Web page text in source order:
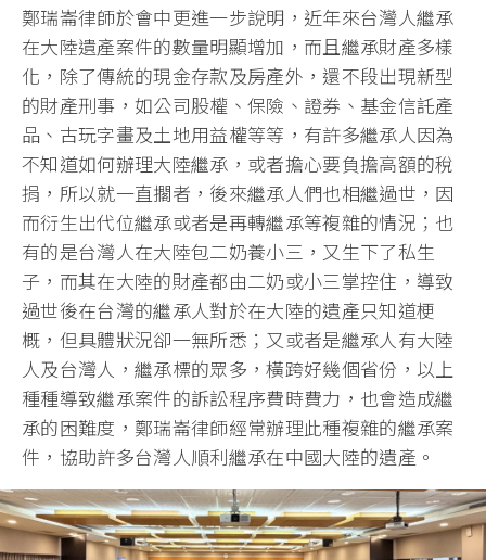
鄭瑞崙律師於會中更進一步說明，近年來台灣人繼承
在大陸遺產案件的數量明顯增加，而且繼承財產多樣
化，除了傳統的現金存款及房產外，還不段出現新型
的財產刑事，如公司股權、保險、證券、基金信託產
品、古玩字畫及土地用益權等等，有許多繼承人因為
不知道如何辦理大陸繼承，或者擔心要負擔高額的稅
捐，所以就一直擱者，後來繼承人們也相繼過世，因
而衍生出代位繼承或者是再轉繼承等複雜的情況；也
有的是台灣人在大陸包二奶養小三，又生下了私生
子，而其在大陸的財產都由二奶或小三掌控住，導致
過世後在台灣的繼承人對於在大陸的遺產只知道梗
概，但具體狀況卻一無所悉；又或者是繼承人有大陸
人及台灣人，繼承標的眾多，橫跨好幾個省份，以上
種種導致繼承案件的訴訟程序費時費力，也會造成繼
承的困難度，鄭瑞崙律師經常辦理此種複雜的繼承案
件，協助許多台灣人順利繼承在中國大陸的遺產。